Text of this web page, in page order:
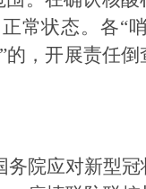
常状态。各“
，开展责任倒
务院应对新型